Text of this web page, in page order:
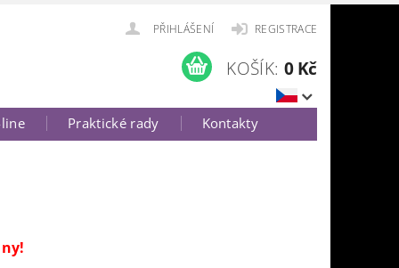
PŘIHLÁŠENÍ REGISTRACE
KOŠÍK: 0 Kč
Praktické rady Kontakty